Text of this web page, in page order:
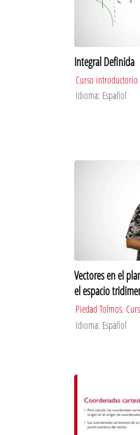
Integral Definida
Curso introductorio
Idioma: Español
Vectores en el
el espacio
Piedad Tolmos.
Idioma: Español